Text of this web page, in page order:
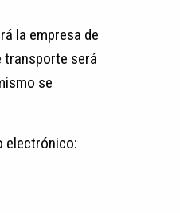
la empresa de
transporte será
se
electrónico: